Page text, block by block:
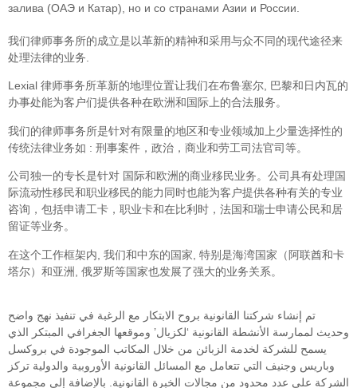
залива (ОАЭ и Катар), но и со странами Азии и России.
我们律师事务所的成立是以革新的精神和采用与众不同的现代途径来
处理法律的业务.
Lexial 律师事务所革新的地理位置让我们在布鲁塞尔, 巴黎和日内瓦的
办事处能为客户们提供各种在欧洲和国际上的合法服务。
我们的律师事务所是针对有限量的地区和专业领域加上少量选择性的
传统法律业务如 : 刑事案件，政治，商业和劳工司法官司等。
公司独一的专长是针对 国际和欧洲的商业移民业务。公司具有处理国
际流动性移民和职业移民的能力同时也能为客户提供各种有关的专业
咨询，包括申请工卡，职业卡和在比利时，法国和瑞士申请公民和居
留证等业务。
在这个工作框架内, 我们和中东的国家, 特别是海湾国家（阿联酋和卡
塔尔）和亚洲, 俄罗斯等国家也发展了强大的业务关系。
تم إنشاء شركتنا القانونية بروح الابتكار مع الرغبة في تنفيذ نهج واضح
وحديث لممارسة الأنشطة القانونية ‘لكزيال’ وموقعها الجغرافي المبتكر الذي
يسمح للشركة لخدمة الزبائن من خلال المكاتب الموجودة في بروكسل
وباريس وجنيف التي تتعامل مع المسائل القانونية الأوروبية والدولية تركز
الشركة على عدد محدود من مجالات الخبرة القانونية. بالإضافة إلى مجموعة